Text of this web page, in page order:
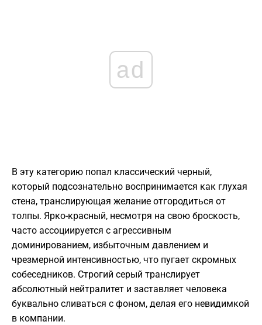
ad
В эту категорию попал классический черный,
который подсознательно воспринимается как глухая
стена, транслирующая желание отгородиться от
толпы. Ярко-красный, несмотря на свою броскость,
часто ассоциируется с агрессивным
доминированием, избыточным давлением и
чрезмерной интенсивностью, что пугает скромных
собеседников. Строгий серый транслирует
абсолютный нейтралитет и заставляет человека
буквально сливаться с фоном, делая его невидимкой
в компании.